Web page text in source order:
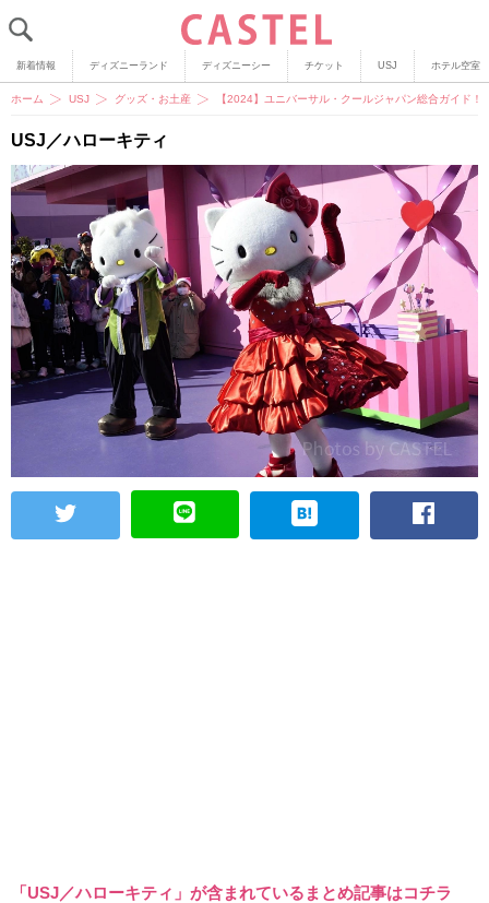
新着情報 ディズニーランド ディズニーシー チケット USJ ホテル空室
ホーム USJ グッズ・お土産 【2024】ユニバーサル・クールジャパン総合ガイド
USJ／ハローキティ
「USJ／ハローキティ」が含まれているまとめ記事はコチラ